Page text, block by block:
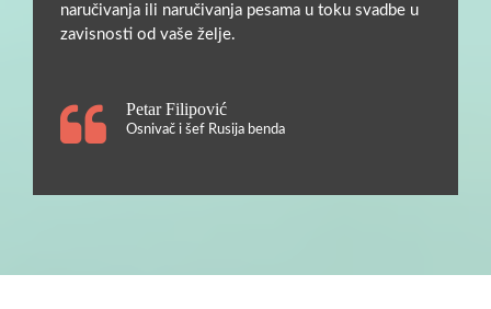
naručivanja ili naručivanja pesama u toku svadbe u
zavisnosti od vaše želje.
Petar Filipović
Osnivač i šef Rusija benda